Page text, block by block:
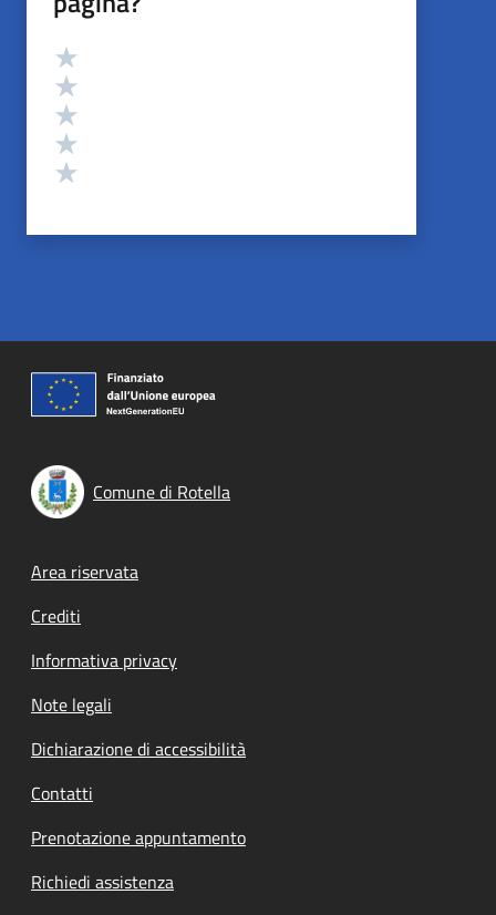
Valutazione
Comune di Rotella
Footer menu
Area riservata
Crediti
Informativa privacy
Note legali
Dichiarazione di accessibilità
Contatti
Prenotazione appuntamento
Richiedi assistenza